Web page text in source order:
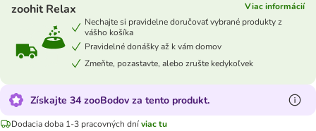
zoohit Relax
Viac informácií
Nechajte si pravidelne doručovať vybrané produkty z
vášho košíka
Pravidelné donášky až k vám domov
Zmeňte, pozastavte, alebo zrušte kedykoľvek
Získajte 34 zooBodov za tento produkt.
Dodacia doba 1-3 pracovných dníviac tu